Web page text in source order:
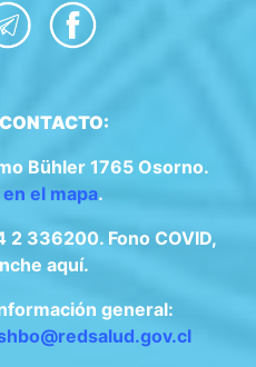
Bühler 1765 Osorno.
el mapa.
2 336200. Fono COVID,
aquí.
general: